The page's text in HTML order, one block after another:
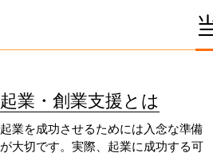
起業・創業支援とは
起業を成功させるためには入念な準備
が大切です。実際、起業に成功する可